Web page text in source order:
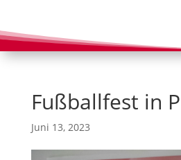
Fußballfest in
Juni 13, 2023